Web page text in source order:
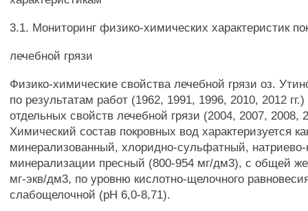
3.1. Мониторинг физико-химических характеристик
лечебной грязи
Физико-химические свойства лечебной грязи оз.
по результатам работ (1962, 1991, 1996, 2010, 2012
отдельных свойств лечебной грязи (2004, 2007, 2008,
Химический состав покровных вод характеризуется
минерализованный, хлоридно-сульфатный,
минерализации пресный (800-954 мг/дм3), с общей
мг-экв/дм3, по уровню кислотно-щелочного
слабощелочной (рН 6,0-8,71).